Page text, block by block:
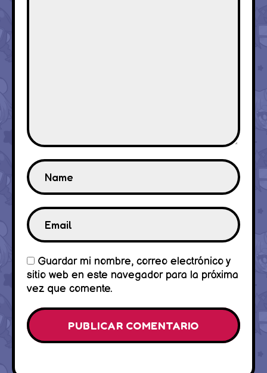
Guardar mi nombre, correo electrónico y
sitio web en este navegador para la próxima
vez que comente.